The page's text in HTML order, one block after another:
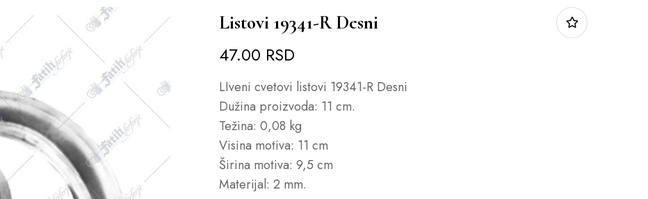
Listovi 19341-R Desni
47.00 RSD
LIveni cvetovi listovi 19341-R Desni
Dužina proizvoda: 11 cm.
Težina: 0,08 kg
Visina motiva: 11 cm
Širina motiva: 9,5 cm
Materijal: 2 mm.